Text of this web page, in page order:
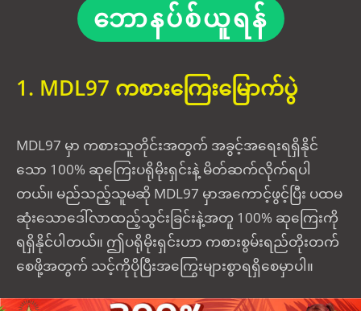
ဘောနပ်စ်ယူရန်
1. MDL97 ကစားကြေးမြောက်ပွဲ
MDL97 မှာ ကစားသူတိုင်းအတွက် အခွင့်အရေးရရှိနိုင်
သော 100% ဆုကြေးပရိုမိုးရှင်းနဲ့ မိတ်ဆက်လိုက်ရပါ
တယ်။ မည်သည့်သူမဆို MDL97 မှာအကောင့်ဖွင့်ပြီး ပထမ
ဆုံးသောဒေါ်လာထည့်သွင်းခြင်းနဲ့အတူ 100% ဆုကြေးကို
ရရှိနိုင်ပါတယ်။ ဤပရိုမိုးရှင်းဟာ ကစားစွမ်းရည်တိုးတက်
စေဖို့အတွက် သင့်ကိုပိုပြီးအကြွေးများစွာရရှိစေမှာပါ။